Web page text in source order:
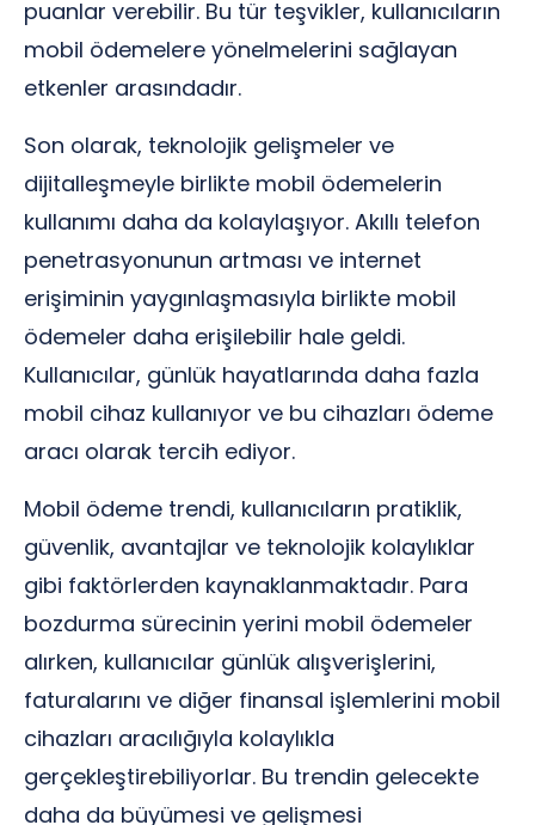
puanlar verebilir. Bu tür teşvikler, kullanıcıların
mobil ödemelere yönelmelerini sağlayan
etkenler arasındadır.
Son olarak, teknolojik gelişmeler ve
dijitalleşmeyle birlikte mobil ödemelerin
kullanımı daha da kolaylaşıyor. Akıllı telefon
penetrasyonunun artması ve internet
erişiminin yaygınlaşmasıyla birlikte mobil
ödemeler daha erişilebilir hale geldi.
Kullanıcılar, günlük hayatlarında daha fazla
mobil cihaz kullanıyor ve bu cihazları ödeme
aracı olarak tercih ediyor.
Mobil ödeme trendi, kullanıcıların pratiklik,
güvenlik, avantajlar ve teknolojik kolaylıklar
gibi faktörlerden kaynaklanmaktadır. Para
bozdurma sürecinin yerini mobil ödemeler
alırken, kullanıcılar günlük alışverişlerini,
faturalarını ve diğer finansal işlemlerini mobil
cihazları aracılığıyla kolaylıkla
gerçekleştirebiliyorlar. Bu trendin gelecekte
daha da büyümesi ve gelişmesi